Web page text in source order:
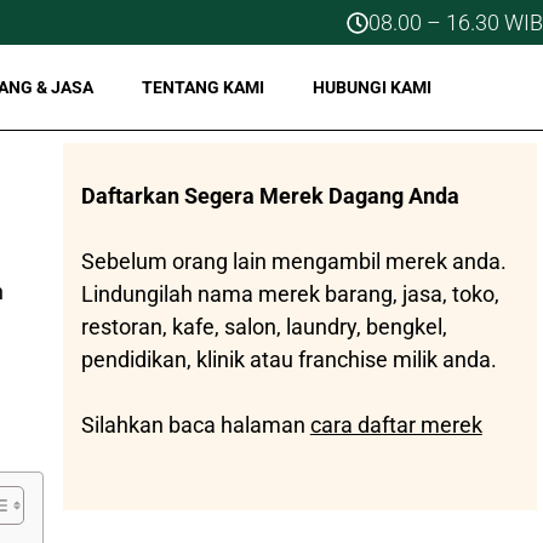
08.00 – 16.30 WIB
& JASA TENTANG KAMI HUBUNGI KAMI
Daftarkan Segera Merek Dagang Anda
Sebelum orang lain mengambil merek anda.
Lindungilah nama merek barang, jasa, toko,
restoran, kafe, salon, laundry, bengkel,
pendidikan, klinik atau franchise milik anda.
Silahkan baca halaman cara daftar merek